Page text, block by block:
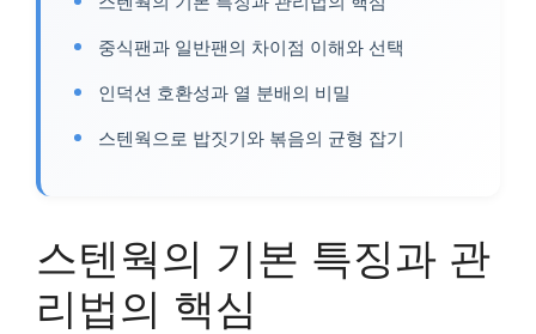
중식팬과 일반팬의 차이점 이해와 선택
인덕션 호환성과 열 분배의 비밀
스텐웍으로 밥짓기와 볶음의 균형 잡기
스텐웍의 기본 특징과 관
리법의 핵심